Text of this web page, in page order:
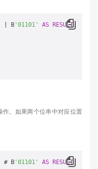
B '01101' AS RESULT ;
作。如果两个位串中对应位置
# B '01101' AS RESULT ;